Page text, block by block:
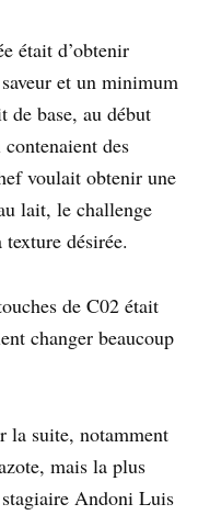
était d’obtenir
et un minimum
de base, au début
des
voulait obtenir une
lait, le challenge
désirée.
de C02 était
changer beaucoup
la suite, notamment
mais la plus
Andoni Luis